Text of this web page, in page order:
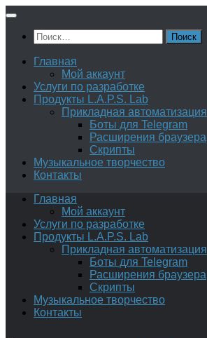
Перейти
содержимому
Найти:
Главная
Мой аккаунт
Услуги по разработке
Продукты L.A.P.S. Lab
Прикладная автоматизация
Боты для Telegram
Расширения браузера
Скрипты
Музыкальное творчество
Контакты
Главная
Мой аккаунт
Услуги по разработке
Продукты L.A.P.S. Lab
Прикладная автоматизация
Боты для Telegram
Расширения браузера
Скрипты
Музыкальное творчество
Контакты